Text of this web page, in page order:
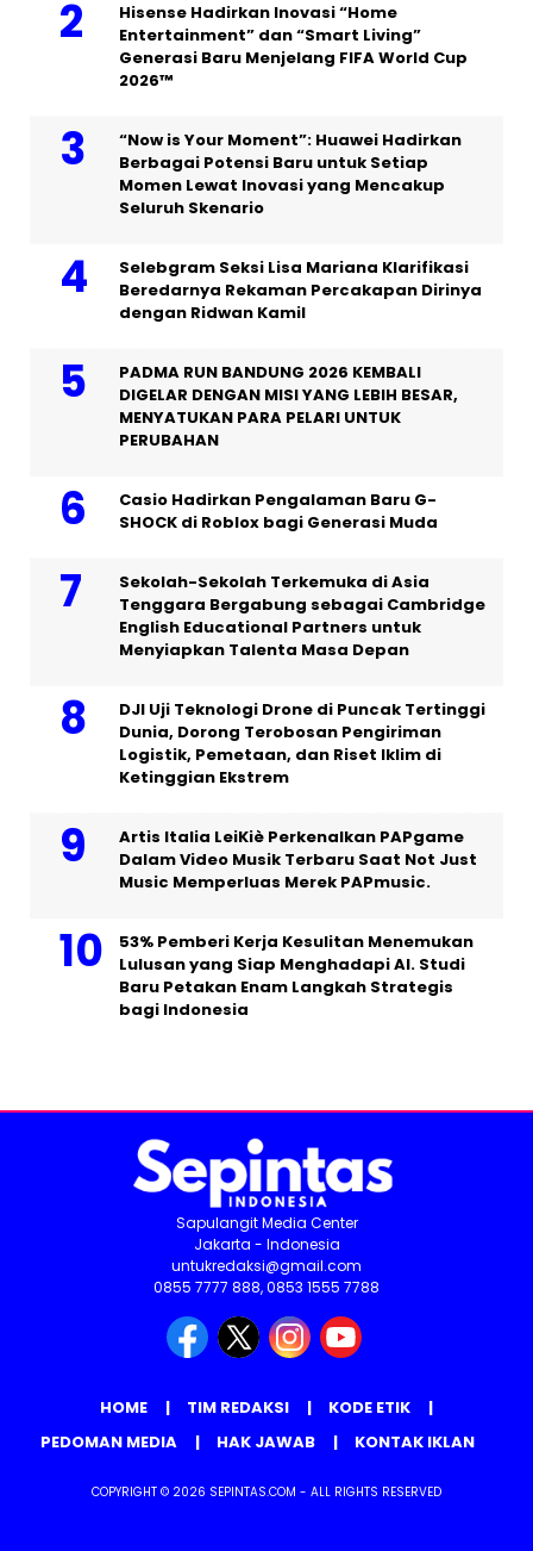
Hisense Hadirkan Inovasi “Home
Entertainment” dan “Smart Living”
Generasi Baru Menjelang FIFA World Cup
2026™
“Now is Your Moment”: Huawei Hadirkan
Berbagai Potensi Baru untuk Setiap
Momen Lewat Inovasi yang Mencakup
Seluruh Skenario
Selebgram Seksi Lisa Mariana Klarifikasi
Beredarnya Rekaman Percakapan Dirinya
dengan Ridwan Kamil
PADMA RUN BANDUNG 2026 KEMBALI
DIGELAR DENGAN MISI YANG LEBIH BESAR,
MENYATUKAN PARA PELARI UNTUK
PERUBAHAN
Casio Hadirkan Pengalaman Baru G-
SHOCK di Roblox bagi Generasi Muda
Sekolah-Sekolah Terkemuka di Asia
Tenggara Bergabung sebagai Cambridge
English Educational Partners untuk
Menyiapkan Talenta Masa Depan
DJI Uji Teknologi Drone di Puncak Tertinggi
Dunia, Dorong Terobosan Pengiriman
Logistik, Pemetaan, dan Riset Iklim di
Ketinggian Ekstrem
Artis Italia LeiKiè Perkenalkan PAPgame
Dalam Video Musik Terbaru Saat Not Just
Music Memperluas Merek PAPmusic.
53% Pemberi Kerja Kesulitan Menemukan
Lulusan yang Siap Menghadapi AI. Studi
Baru Petakan Enam Langkah Strategis
bagi Indonesia
Sapulangit Media Center
Jakarta - Indonesia
untukredaksi@gmail.com
0855 7777 888, 0853 1555 7788
HOME TIM REDAKSI
KODE ETIK
PEDOMAN MEDIA
HAK JAWAB KONTAK IKLAN
COPYRIGHT © 2026 SEPINTAS.COM - ALL RIGHTS RESERVED